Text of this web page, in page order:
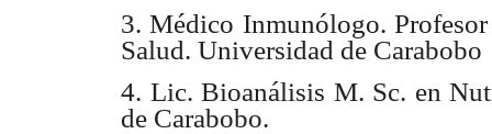
3. Médico Inmunólogo.
Salud. Universidad de Carabobo
4. Lic. Bioanálisis M. Sc. en
de Carabobo.